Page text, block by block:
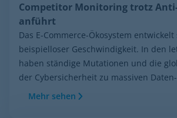
Competitor Monitoring trotz
anführt
Das E-Commerce-Ökosystem
beispielloser Geschwindigkeit. In den
haben ständige Mutationen und die
der Cybersicherheit zu massiven
Mehr sehen